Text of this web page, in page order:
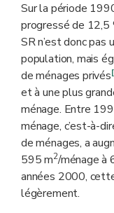
Sur la période
progressé de 12,5
SR n’est donc pas
population, mais
de ménages privés
et à une plus
ménage. Entre
ménage, c’est-à-
de ménages, a
595 m2/ménage à
années 2000,
légèrement.